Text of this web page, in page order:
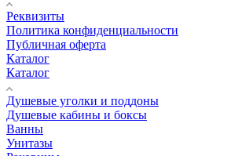
Реквизиты
Политика конфиденциальности
Публичная оферта
Каталог
Каталог
Душевые уголки и поддоны
Душевые кабины и боксы
Ванны
Унитазы